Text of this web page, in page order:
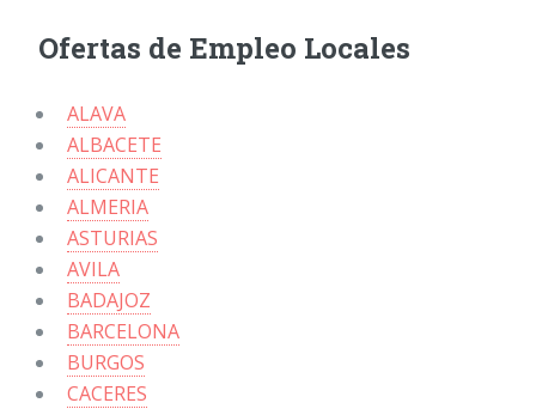
Ofertas de Empleo Locales
ALAVA
ALBACETE
ALICANTE
ALMERIA
ASTURIAS
AVILA
BADAJOZ
BARCELONA
BURGOS
CACERES